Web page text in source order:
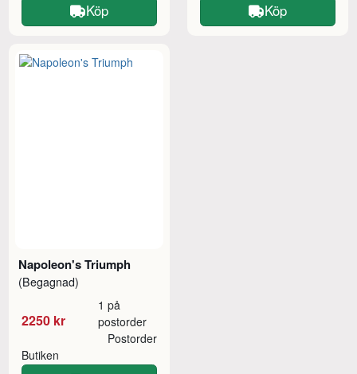
Köp Köp
Napoleon's Triumph
(Begagnad)
2250 kr
1 på
postorder
Butiken
Postorder